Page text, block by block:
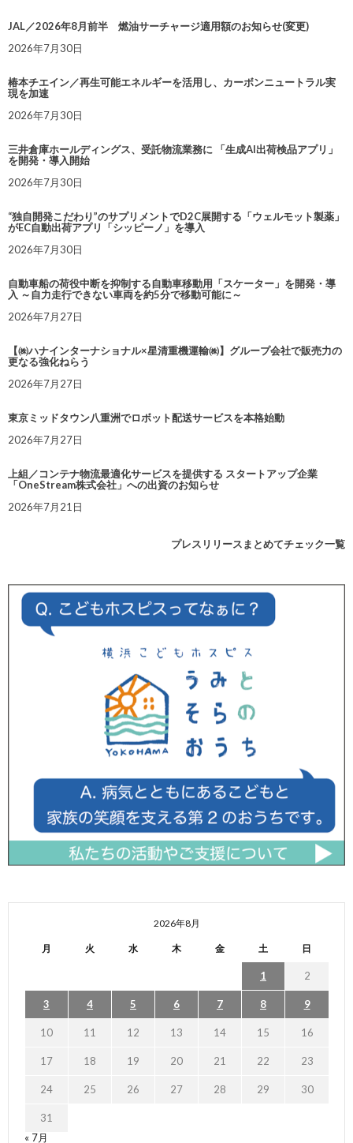
JAL／2026年8月前半 燃油サーチャージ適用額のお知らせ(変更)
2026年7月30日
椿本チエイン／再生可能エネルギーを活用し、カーボンニュートラル実
現を加速
2026年7月30日
三井倉庫ホールディングス、受託物流業務に 「生成AI出荷検品アプリ」
を開発・導入開始
2026年7月30日
“独自開発こだわり”のサプリメントでD2C展開する「ウェルモット製薬」
がEC自動出荷アプリ「シッピーノ」を導入
2026年7月30日
自動車船の荷役中断を抑制する自動車移動用「スケーター」を開発・導
入 ～自力走行できない車両を約5分で移動可能に～
2026年7月27日
【㈱ハナインターナショナル×星清重機運輸㈱】グループ会社で販売力の
更なる強化ねらう
2026年7月27日
東京ミッドタウン八重洲でロボット配送サービスを本格始動
2026年7月27日
上組／コンテナ物流最適化サービスを提供する スタートアップ企業
「OneStream株式会社」への出資のお知らせ
2026年7月21日
プレスリリースまとめてチェック一覧
2026年8月
月 火 水 木 金 土 日
1 2
3 4 5 6 7 8 9
10 11 12 13 14 15 16
17 18 19 20 21 22 23
24 25 26 27 28 29 30
31
« 7月